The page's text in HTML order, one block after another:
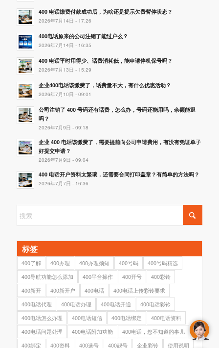
400 电话缴费付款成功后，为啥还是提示欠费暂停状态？
2026年7月14日 - 17:26
400电话原来的公司注销了能过户么？
2026年7月14日 - 16:35
400 电话平时用得少、话费消耗低，能申请停机保号吗？
2026年7月13日 - 15:29
企业400电话该缴费了，话费量不大，有什么优惠活动？
2026年7月10日 - 09:01
公司注销了 400 号码还有话费，怎么办，号码还能用吗，余额能退
吗？
2026年7月9日 - 09:18
企业 400 电话该缴费了，需要提前向公司申请费用，有没有凭证单子
好提交申请？
2026年7月9日 - 09:04
400 电话开户资料太繁琐，还需要合同打印盖章？有简单的方法吗？
2026年7月7日 - 16:36
标签
400了解 400办理 400办理须知 400号码
400号码精选
400导航功能怎么添加
400平台操作 400开号
400彩铃
400新开
400新开户 400电话
400电话上传彩铃要求
400电话代理
400电话办理 400电话开通
400电话彩铃
400电话怎么办理
400电话短信 400电话绑定
400电话资料
400电话问题处理
400电话附加功能
400电话，您不知道的事儿
400绑定
400资料 400选号 400靓号 企业彩铃 使用说明